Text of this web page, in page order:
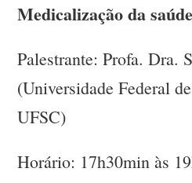
Medicalização da
Palestrante: Profa. Dra.
(Universidade Federal
UFSC)
Horário: 17h30min às